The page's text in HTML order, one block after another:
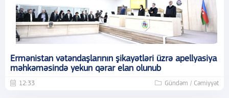
Ermənistan vətəndaşlarının şikayətləri üzrə apellyasiya
məhkəməsində yekun qərar elan olunub
12:33 Gündəm / Cəmiyyət